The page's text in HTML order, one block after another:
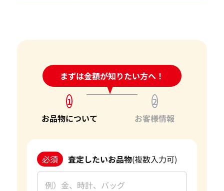
まずは金額が知りたい方へ！
24時間受付中!問い合わせフォーム
1
お品物について
2
お客様情報
必須 査定したいお品物(複数入力可)